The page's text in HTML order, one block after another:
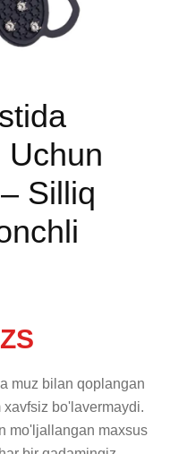
Uchun
Silliq
muz bilan qoplangan
bo'lavermaydi.
mo'ljallangan maxsus